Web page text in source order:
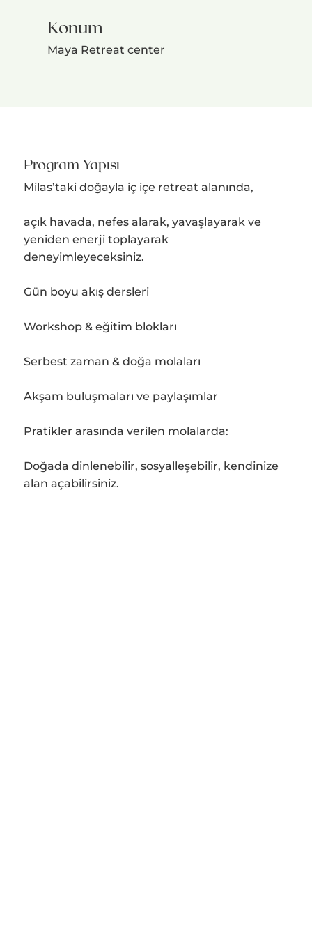
Konum
Maya Retreat center
Program Yapısı
Milas’taki doğayla iç içe retreat alanında,
açık havada, nefes alarak, yavaşlayarak ve
yeniden enerji toplayarak
deneyimleyeceksiniz.
Gün boyu akış dersleri
Workshop & eğitim blokları
Serbest zaman & doğa molaları
Akşam buluşmaları ve paylaşımlar
Pratikler arasında verilen molalarda:
Doğada dinlenebilir, sosyalleşebilir, kendinize
alan açabilirsiniz.